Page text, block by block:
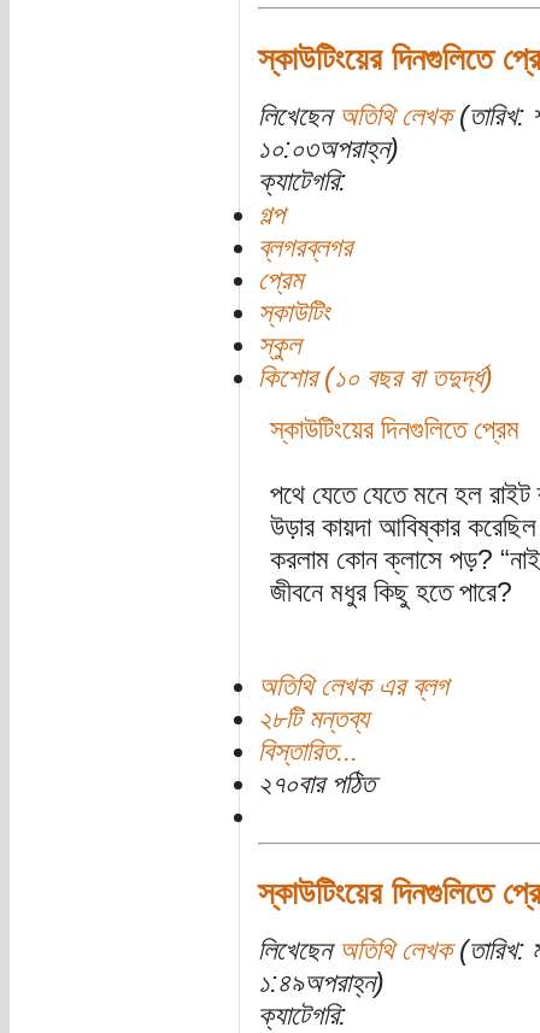
স্কাউটিংয়ের দিনগুলিতে
লিখেছেন অতিথি লেখক(তারিখ:
১০:০৩অপরাহ্ন)
ক্যাটেগরি:
গল্প
ব্লগরব্লগর
প্রেম
স্কাউটিং
স্কুল
কিশোর (১০ বছর বা তদুর্দ্ধ)
স্কাউটিংয়ের দিনগুলিতে প্রেম
পথে যেতে যেতে মনে হল রাইট
উড়ার কায়দা আবিষ্কার
করলাম কোন ক্লাসে পড়?
জীবনে মধুর কিছু হতে পারে?
অতিথি লেখক এর ব্লগ
২৮টি মন্তব্য
বিস্তারিত...
২৭০বার পঠিত
স্কাউটিংয়ের দিনগুলিতে
লিখেছেন অতিথি লেখক(তারিখ:
১:৪৯অপরাহ্ন)
ক্যাটেগরি: